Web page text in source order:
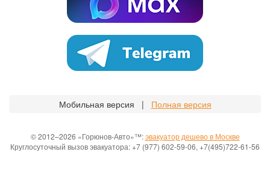
Мобильная версия | Полная версия
© 2012–2026 «Горюнов-Авто»™:эвакуатор дешево в Москве
Круглосуточный вызов эвакуатора: +7 (977) 602-59-06, +7(495)722-61-56